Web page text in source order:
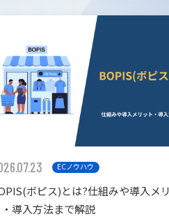
ECノウハウ
ボピス)とは?仕組みや導入メ
・導入方法まで解説